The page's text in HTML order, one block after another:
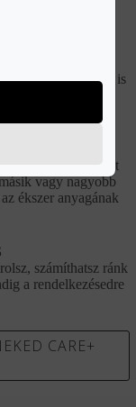
ingyenesen
méretét, utólag is
A gyémántot
vagy nagyobb
ékszer anyagának
számíthatsz ránk
a rendelkezésedre
CARE+